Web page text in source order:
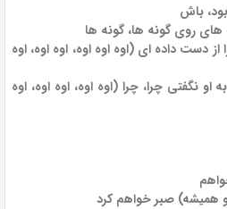
باش
روی گونه ها، گونه ها
دست داده ای (اوه اوه اوه، اوه اوه، اوه
نگفتی چرا، چرا (اوه اوه، اوه اوه، اوه
همیشه) صبر خواهم کرد